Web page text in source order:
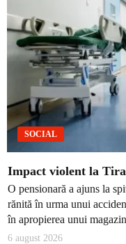
SOCIAL
Impact violent la
O pensionară a ajuns la
rănită în urma unui
în apropierea unui
6 august 2026